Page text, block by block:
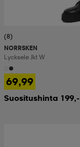
(8)
NORRSKEN
Lycksele Jkt W
69,99
Suositushinta 199,-